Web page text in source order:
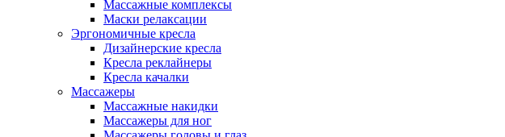
Массажные комплексы
Маски релаксации
Эргономичные кресла
Дизайнерские кресла
Кресла реклайнеры
Кресла качалки
Массажеры
Массажные накидки
Массажеры для ног